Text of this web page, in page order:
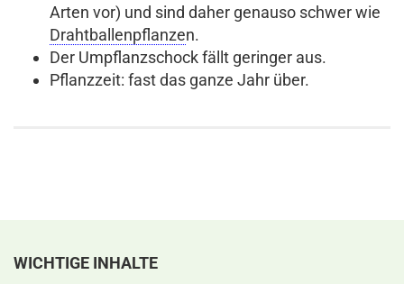
Arten vor) und sind daher genauso schwer wie
Drahtballenpflanzen.
Der Umpflanzschock fällt geringer aus.
Pflanzzeit: fast das ganze Jahr über.
WICHTIGE INHALTE